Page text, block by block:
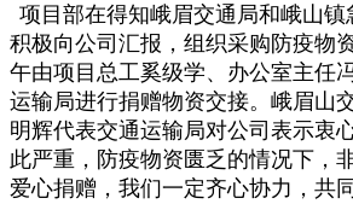
项目部在得知峨眉交通局和峨山镇
积极向公司汇报，组织采购防疫物
午由项目总工奚级学、办公室主任
运输局进行捐赠物资交接。峨眉山
明辉代表交通运输局对公司表示衷
此严重，防疫物资匮乏的情况下，
爱心捐赠，我们一定齐心协力，共